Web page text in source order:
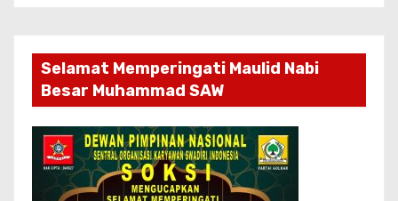
Selamat Memperingati Maulid Nabi
Besar Muhammad SAW